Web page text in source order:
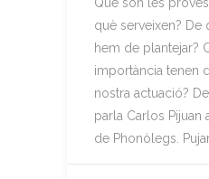
Què són les
què serveixen? De
hem de plantejar?
importància tenen
nostra actuació?
parla Carlos Pijuan
de Phonòlegs.